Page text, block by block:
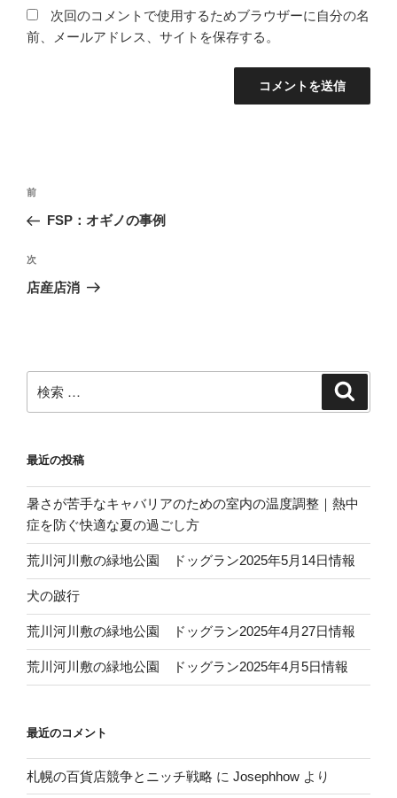
次回のコメントで使用するためブラウザーに自分の名
前、メールアドレス、サイトを保存する。
投
ナ
ビ
ゲ
ン
過
去
投
稿
前
FSP：オギノの事例
次
の
次
店産店消
索:
最近の投稿
暑さが苦手なキャバリアのための室内の温度調整｜熱中
症を防ぐ快適な夏の過ごし方
荒川河川敷の緑地公園 ドッグラン2025年5月14日情報
犬の跛行
荒川河川敷の緑地公園 ドッグラン2025年4月27日情報
荒川河川敷の緑地公園 ドッグラン2025年4月5日情報
最近のコメント
札幌の百貨店競争とニッチ戦略 に Josephhow より